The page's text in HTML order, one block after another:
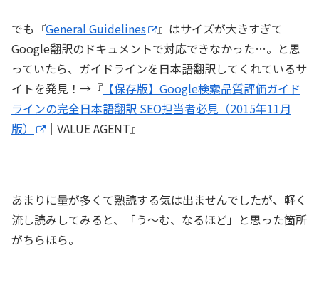
でも『General Guidelines
』はサイズが大きすぎて
Google翻訳のドキュメントで対応できなかった…。と思
っていたら、ガイドラインを日本語翻訳してくれているサ
イトを発見！→『 【保存版】Google検索品質評価ガイド
ラインの完全日本語翻訳 SEO担当者必見（2015年11月
版）
｜VALUE AGENT』
あまりに量が多くて熟読する気は出ませんでしたが、軽く
流し読みしてみると、「う～む、なるほど」と思った箇所
がちらほら。